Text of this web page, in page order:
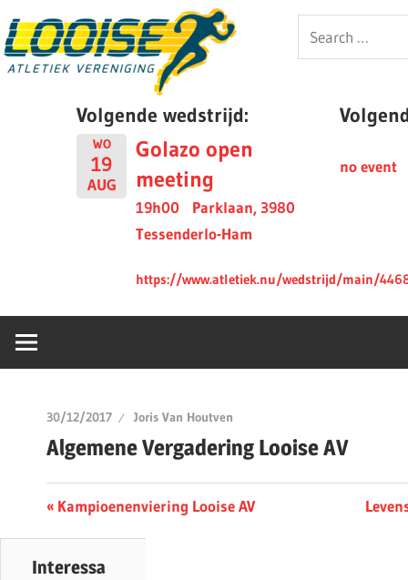
to
content
Looise
Search
for:
Volgende wedstrijd:
WO
19
AUG
Golazo open
meeting
19h00
Parklaan, 3980
Tessenderlo-Ham
https://www.atletiek.nu/wedstrijd/main/
no event
30/12/2017 Joris Van Houtven
Algemene Vergadering Looise AV
Berichtnavigatie
Previous
Kampioenenviering Looise AV
Next
Interessa